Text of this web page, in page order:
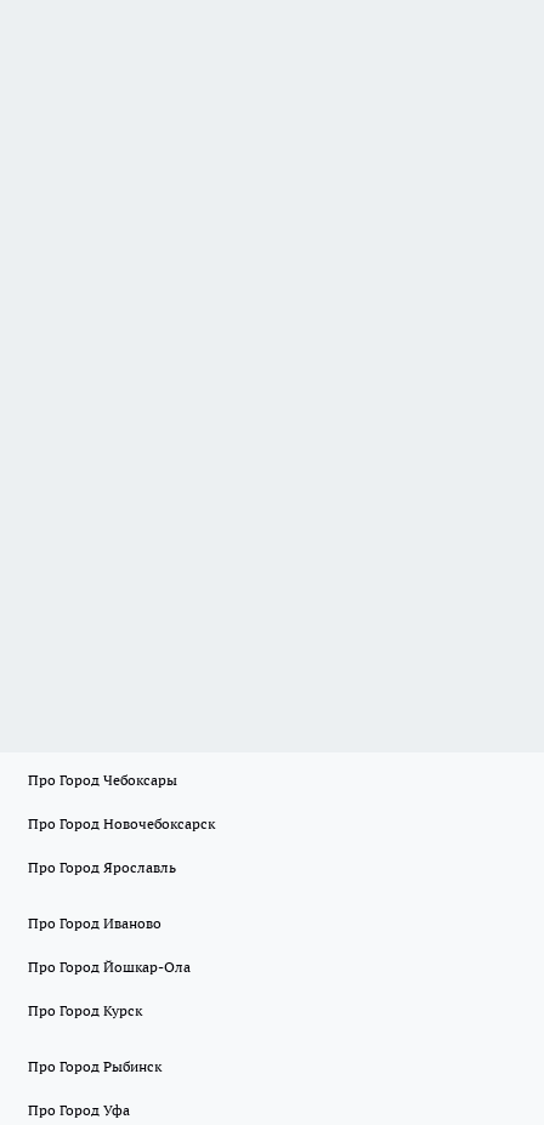
Про Город Чебоксары
Про Город Новочебоксарск
Про Город Ярославль
Про Город Иваново
Про Город Йошкар-Ола
Про Город Курск
Про Город Рыбинск
Про Город Уфа